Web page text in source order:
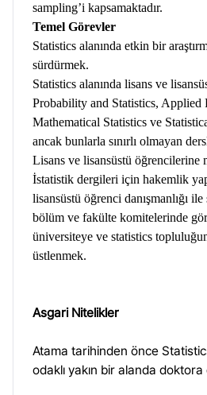
sampling’i kapsamaktadır.
Temel Görevler
Statistics alanında etkin bir
sürdürmek.
Statistics alanında lisans ve
Probability and Statistics, Applied
Mathematical Statistics ve
ancak bunlarla sınırlı olmayan
Lisans ve lisansüstü öğrencilerine
İstatistik dergileri için hakemlik
lisansüstü öğrenci danışmanlığı
bölüm ve fakülte komitelerinde
üniversiteye ve statistics
üstlenmek.
Asgari Nitelikler
Atama tarihinden önce
odaklı yakın bir alanda